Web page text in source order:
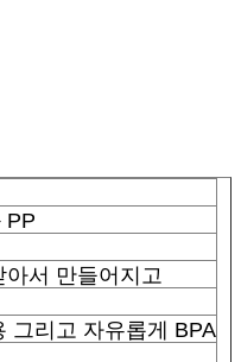
PP
서 만들어지고
그리고 자유롭게 BPA